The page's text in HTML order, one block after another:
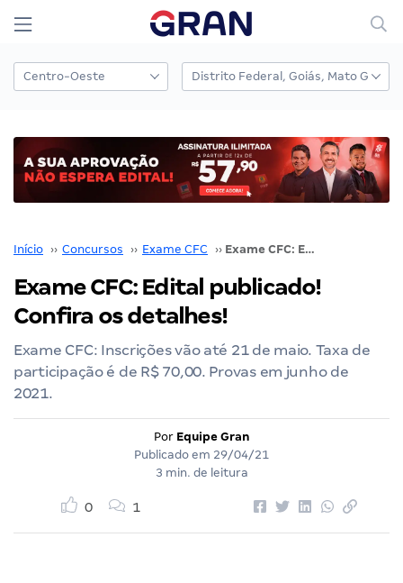
Início ›› Concursos ›› Exame CFC ›› Exame CFC: Edital publicado! Confira os detalhes!
Exame CFC: Edital publicado!
Confira os detalhes!
Exame CFC: Inscrições vão até 21 de maio. Taxa de
participação é de R$ 70,00. Provas em junho de
2021.
Por Equipe Gran
Publicado em 29/04/21
3 min. de leitura
0 1